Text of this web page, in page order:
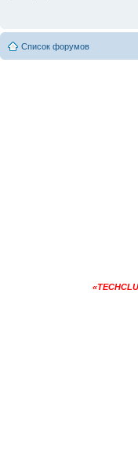
Список форумов